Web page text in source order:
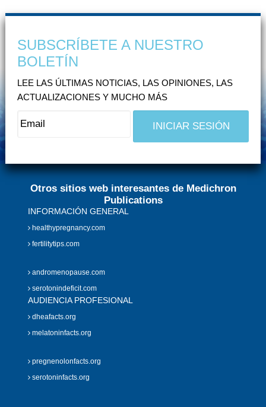
SUBSCRÍBETE A NUESTRO
BOLETÍN
LEE LAS ÚLTIMAS NOTICIAS, LAS OPINIONES, LAS
ACTUALIZACIONES Y MUCHO MÁS
Otros sitios web interesantes de Medichron
Publications
INFORMACIÓN GENERAL
healthypregnancy.com
fertilitytips.com
andromenopause.com
serotonindeficit.com
AUDIENCIA PROFESIONAL
dheafacts.org
melatoninfacts.org
pregnenolonfacts.org
serotoninfacts.org